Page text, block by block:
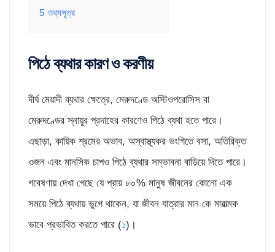
5 তথ্যসূত্র
পিঠে ব্যথার কারণ ও করণীয়
দীর্ঘ মেয়াদী ব্যথার ক্ষেত্রে, মেরুদণ্ডে অস্টিওপরোসিস বা
মেরুদণ্ডের স্নায়ুর প্রদাহের কারণেও পিঠে ব্যথা হতে পারে।
এছাড়া, কায়িক শ্রমের অভাব, অস্বাস্থ্যকর ভংগিতে বসা, অতিরিক্ত
ওজন এবং মানসিক চাপও পিঠে ব্যথার সম্ভাবনা বাড়িয়ে দিতে পারে।
গবেষণায় দেখা গেছে যে প্রায় ৮০% মানুষ জীবনের কোনো এক
সময়ে পিঠে ব্যথায় ভুগে থাকেন, যা জীবন যাত্রার মান কে মারাত্মক
ভাবে প্রভাবিত করতে পারে (১)।